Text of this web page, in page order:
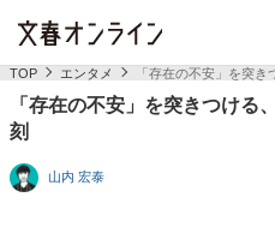
TOP エンタメ 「存在の不安」を突
「存在の不安」を突きつける
刻
山内 宏泰